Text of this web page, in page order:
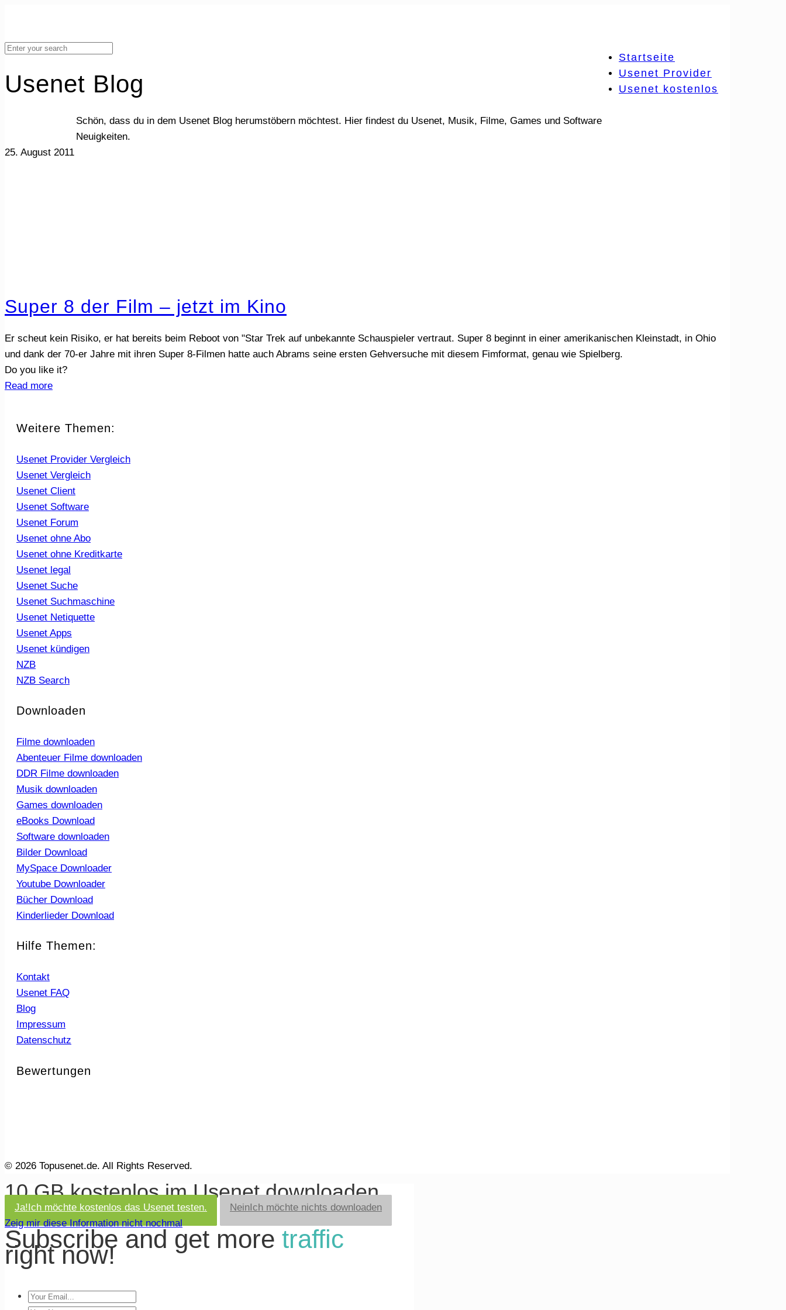
Startseite
Usenet Provider
Usenet kostenlos
Usenet Blog
Schön, dass du in dem Usenet Blog herumstöbern möchtest. Hier findest du Usenet, Musik, Filme, Games und Software
Neuigkeiten.
25. August 2011
Super 8 der Film – jetzt im Kino
Er scheut kein Risiko, er hat bereits beim Reboot von "Star Trek auf unbekannte Schauspieler vertraut. Super 8 beginnt in einer amerikanischen Kleinstadt, in Ohio
und dank der 70-er Jahre mit ihren Super 8-Filmen hatte auch Abrams seine ersten Gehversuche mit diesem Fimformat, genau wie Spielberg.
Do you like it?
Read more
Weitere Themen:
Usenet Provider Vergleich
Usenet Vergleich
Usenet Client
Usenet Software
Usenet Forum
Usenet ohne Abo
Usenet ohne Kreditkarte
Usenet legal
Usenet Suche
Usenet Suchmaschine
Usenet Netiquette
Usenet Apps
Usenet kündigen
NZB
NZB Search
Downloaden
Filme downloaden
Abenteuer Filme downloaden
DDR Filme downloaden
Musik downloaden
Games downloaden
eBooks Download
Software downloaden
Bilder Download
MySpace Downloader
Youtube Downloader
Bücher Download
Kinderlieder Download
Hilfe Themen:
Kontakt
Usenet FAQ
Blog
Impressum
Datenschutz
Bewertungen
© 2026 Topusenet.de. All Rights Reserved.
10 GB kostenlos im Usenet downloaden
Ja!Ich möchte kostenlos das Usenet testen. NeinIch möchte nichts downloaden
Zeig mir diese Information nicht nochmal
Subscribe and get more traffic
right now!